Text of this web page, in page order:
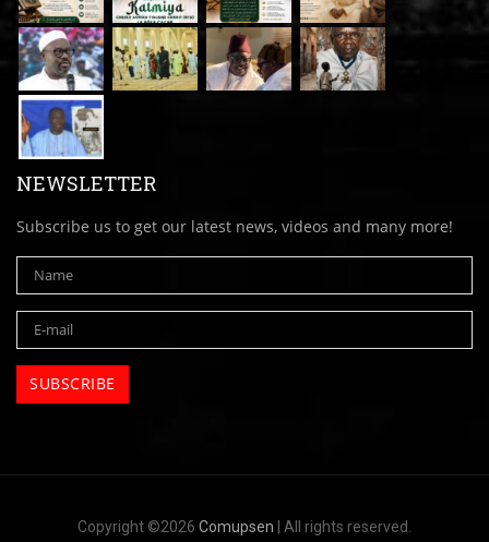
NEWSLETTER
Subscribe us to get our latest news, videos and many more!
Copyright ©2026 Comupsen | All rights reserved.